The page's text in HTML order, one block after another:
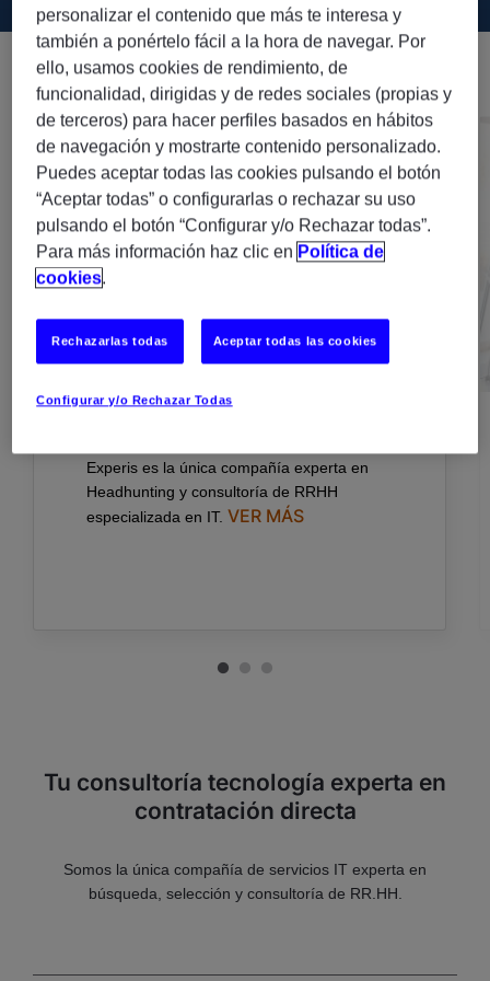
Experis es la única compañía experta en
Headhunting y consultoría de RRHH
especializada en IT. VER MÁS
Tu consultoría tecnología experta en
contratación directa
Somos la única compañía de servicios IT experta en
búsqueda, selección y consultoría de RR.HH.
personalizar el contenido que más te interesa y
también a ponértelo fácil a la hora de navegar. Por
ello, usamos cookies de rendimiento, de
funcionalidad, dirigidas y de redes sociales (propias y
de terceros) para hacer perfiles basados en hábitos
de navegación y mostrarte contenido personalizado.
Puedes aceptar todas las cookies pulsando el botón
“Aceptar todas” o configurarlas o rechazar su uso
pulsando el botón “Configurar y/o Rechazar todas”.
Para más información haz clic en Política de
cookies.
Configurar y/o Rechazar Todas
Rechazarlas todas Aceptar todas las cookies